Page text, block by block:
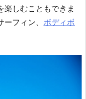
楽しむこともできま
フィン、 ボディボ